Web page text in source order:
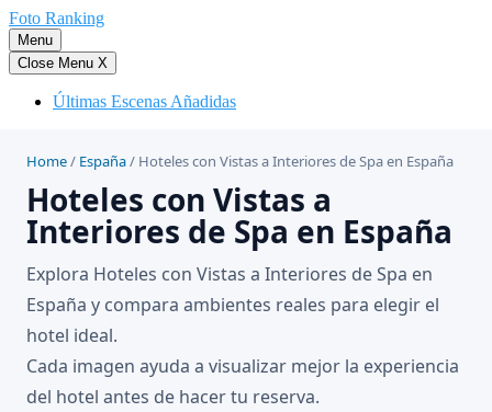
Saltar
al
contenido
Foto Ranking
Menu
Close Menu X
Últimas Escenas Añadidas
Home/ España/ Hoteles con Vistas a Interiores de Spa en España
Hoteles con Vistas a
Interiores de Spa en España
Explora Hoteles con Vistas a Interiores de Spa en
España y compara ambientes reales para elegir el
hotel ideal.
Cada imagen ayuda a visualizar mejor la experiencia
del hotel antes de hacer tu reserva.